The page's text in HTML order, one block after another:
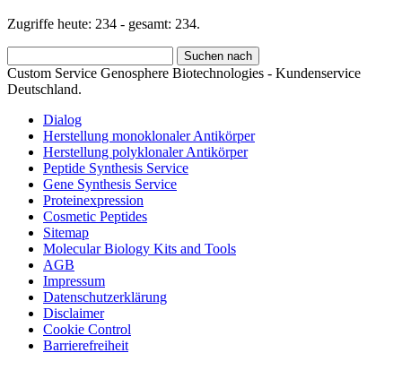
Zugriffe heute: 234 - gesamt: 234.
Custom Service Genosphere Biotechnologies - Kundenservice
Deutschland.
Dialog
Herstellung monoklonaler Antikörper
Herstellung polyklonaler Antikörper
Peptide Synthesis Service
Gene Synthesis Service
Proteinexpression
Cosmetic Peptides
Sitemap
Molecular Biology Kits and Tools
AGB
Impressum
Datenschutzerklärung
Disclaimer
Cookie Control
Barrierefreiheit